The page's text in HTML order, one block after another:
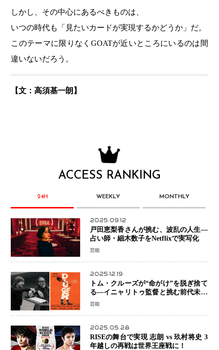
しかし、その中心にあるべきものは、
いつの時代も「見たいカードが実現するかどうか」だ。
このテーマに限りなくGOATが近いところにいるのは間
違いないだろう。
【文：高須基一朗】
ACCESS RANKING
24H WEEKLY MONTHLY
2025.09.12
戸田恵梨香さんが挑む、波乱の人生―
占い師・細木数子をNetflixで実写化
芸能
2025.12.19
トム・クルーズが“命がけ”を脱ぎ捨て
る―イニャリトゥ監督と挑む前代未聞
の大惨事コメディ「DIGGER ディガ
芸能
2025.05.28
RISEの舞台で実現 志朗 vs 玖村将史 3
年越しの再戦は世界王座戦に！